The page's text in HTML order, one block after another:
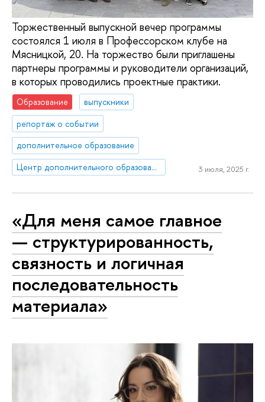
Торжественный выпускной вечер программы
состоялся 1 июля в Профессорском клубе на
Мясницкой, 20. На торжество были приглашены
партнеры программы и руководители организаций,
в которых проводились проектные практики.
Образование
выпускники
репортаж о событии
дополнительное образование
Центр дополнительного образования
3 июля, 2025 г.
«Для меня самое главное
— структурированность,
связность и логичная
последовательность
материала»